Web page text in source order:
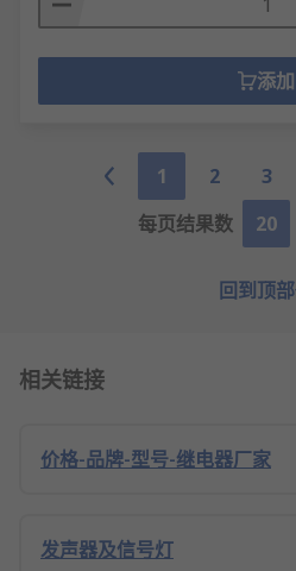
添加
1 2 3
每页结果数
20
回到顶部
相关链接
价格-品牌-型号-继电器厂家
发声器及信号灯